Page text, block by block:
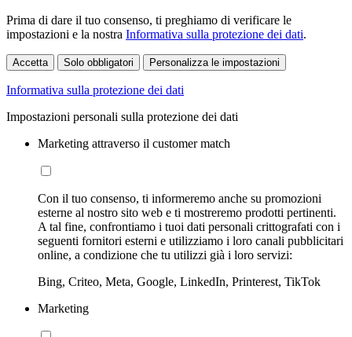
Prima di dare il tuo consenso, ti preghiamo di verificare le
impostazioni e la nostra Informativa sulla protezione dei dati.
Accetta Solo obbligatori Personalizza le impostazioni
Informativa sulla protezione dei dati
Impostazioni personali sulla protezione dei dati
Marketing attraverso il customer match
Con il tuo consenso, ti informeremo anche su promozioni
esterne al nostro sito web e ti mostreremo prodotti pertinenti.
A tal fine, confrontiamo i tuoi dati personali crittografati con i
seguenti fornitori esterni e utilizziamo i loro canali pubblicitari
online, a condizione che tu utilizzi già i loro servizi:
Bing, Criteo, Meta, Google, LinkedIn, Printerest, TikTok
Marketing